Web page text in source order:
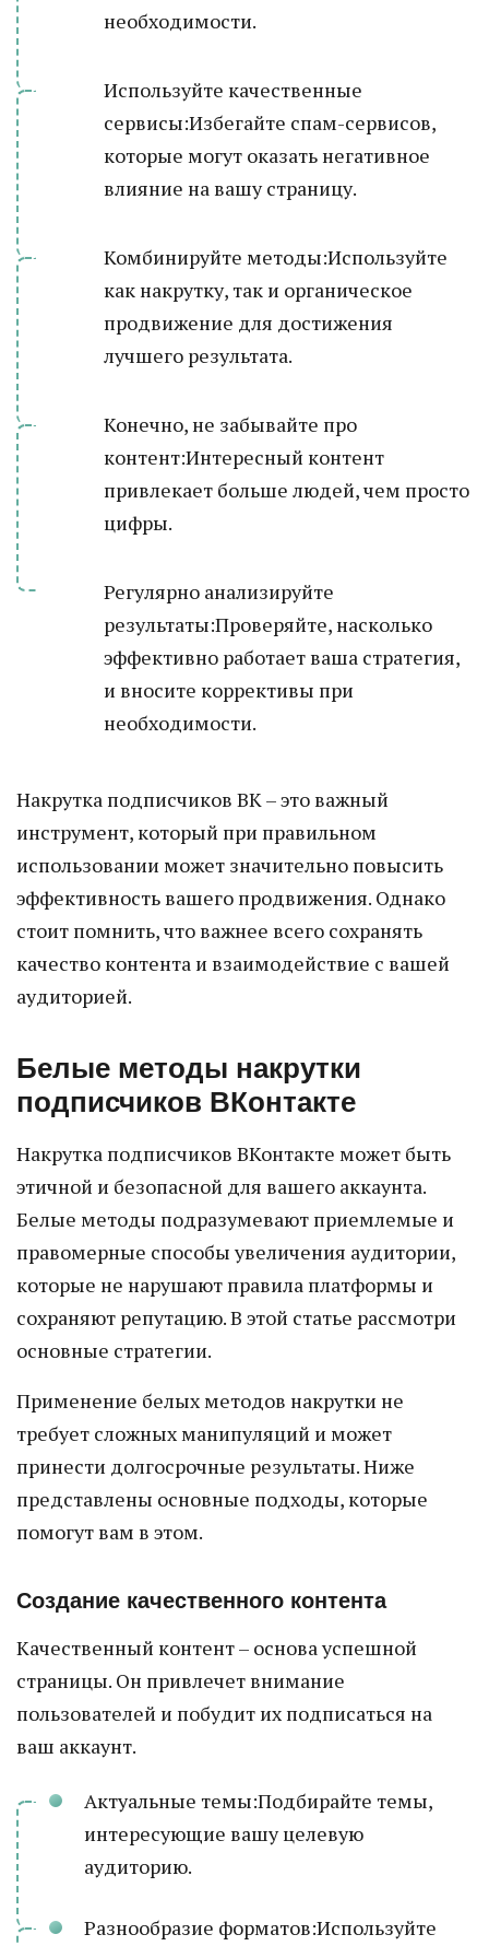
необходимости.
Используйте качественные
сервисы:Избегайте спам-сервисов,
которые могут оказать негативное
влияние на вашу страницу.
Комбинируйте методы:Используйте
как накрутку, так и органическое
продвижение для достижения
лучшего результата.
Конечно, не забывайте про
контент:Интересный контент
привлекает больше людей, чем просто
цифры.
Регулярно анализируйте
результаты:Проверяйте, насколько
эффективно работает ваша стратегия,
и вносите коррективы при
необходимости.
Накрутка подписчиков ВК – это важный
инструмент, который при правильном
использовании может значительно повысить
эффективность вашего продвижения. Однако
стоит помнить, что важнее всего сохранять
качество контента и взаимодействие с вашей
аудиторией.
Белые методы накрутки
подписчиков ВКонтакте
Накрутка подписчиков ВКонтакте может быть
этичной и безопасной для вашего аккаунта.
Белые методы подразумевают приемлемые и
правомерные способы увеличения аудитории,
которые не нарушают правила платформы и
сохраняют репутацию. В этой статье рассмотри
основные стратегии.
Применение белых методов накрутки не
требует сложных манипуляций и может
принести долгосрочные результаты. Ниже
представлены основные подходы, которые
помогут вам в этом.
Создание качественного контента
Качественный контент – основа успешной
страницы. Он привлечет внимание
пользователей и побудит их подписаться на
ваш аккаунт.
Актуальные темы:Подбирайте темы,
интересующие вашу целевую
аудиторию.
Разнообразие форматов:Используйте